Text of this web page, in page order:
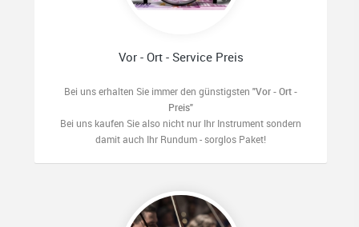
Vor - Ort - Service Preis
Bei uns erhalten Sie immer den günstigsten "Vor - Ort -
Preis"
Bei uns kaufen Sie also nicht nur Ihr Instrument sondern
damit auch Ihr Rundum - sorglos Paket!